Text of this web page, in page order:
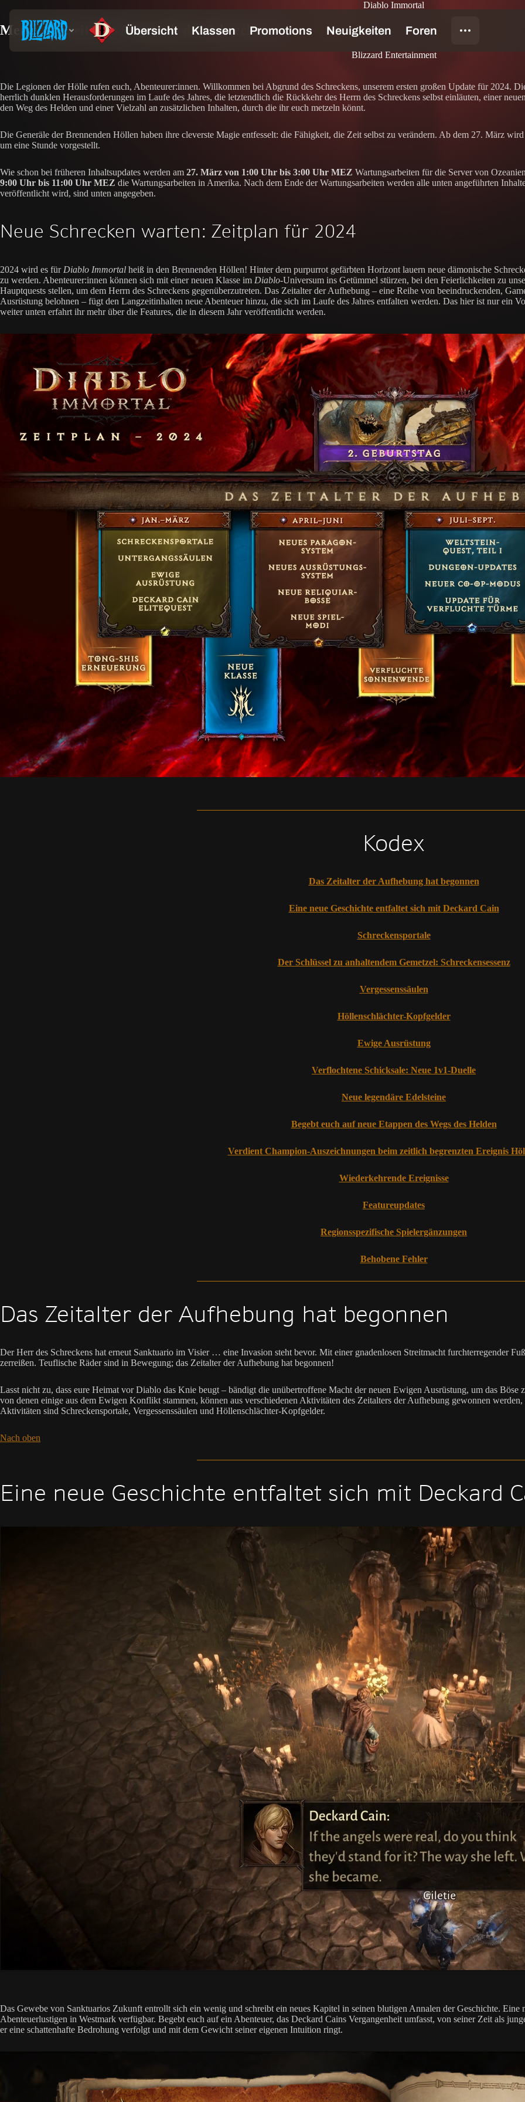
Diablo Immortal
Metzelt jenseits des Abgrunds des Schreckens
Blizzard Entertainment
Die Legionen der Hölle rufen euch, Abenteurer:innen. Willkommen bei Abgrund des Schreckens, unserem ersten großen Update für 2024.
herrlich dunklen Herausforderungen im Laufe des Jahres, die letztendlich die Rückkehr des Herrn des Schreckens selbst einläuten, einer
den Weg des Helden und einer Vielzahl an zusätzlichen Inhalten, durch die ihr euch metzeln könnt.
Die Generäle der Brennenden Höllen haben ihre cleverste Magie entfesselt: die Fähigkeit, die Zeit selbst zu verändern. Ab dem 27. März
um eine Stunde vorgestellt.
Wie schon bei früheren Inhaltsupdates werden am 27. März von 1:00 Uhr bis 3:00 Uhr MEZ Wartungsarbeiten für die Server von
9:00 Uhr bis 11:00 Uhr MEZ die Wartungsarbeiten in Amerika. Nach dem Ende der Wartungsarbeiten werden alle unten angeführten
veröffentlicht wird, sind unten angegeben.
Neue Schrecken warten: Zeitplan für 2024
2024 wird es für Diablo Immortal heiß in den Brennenden Höllen! Hinter dem purpurrot gefärbten Horizont lauern neue dämonische
zu werden. Abenteurer:innen können sich mit einer neuen Klasse im Diablo-Universum ins Getümmel stürzen, bei den Feierlichkeiten zu
Hauptquests stellen, um dem Herrn des Schreckens gegenüberzutreten. Das Zeitalter der Aufhebung – eine Reihe von beeindruckenden,
Ausrüstung belohnen – fügt den Langzeitinhalten neue Abenteuer hinzu, die sich im Laufe des Jahres entfalten werden. Das hier ist nur ein
weiter unten erfahrt ihr mehr über die Features, die in diesem Jahr veröffentlicht werden.
Kodex
Das Zeitalter der Aufhebung hat begonnen
Eine neue Geschichte entfaltet sich mit Deckard Cain
Schreckensportale
Der Schlüssel zu anhaltendem Gemetzel: Schreckensessenz
Vergessenssäulen
Höllenschlächter-Kopfgelder
Ewige Ausrüstung
Verflochtene Schicksale: Neue 1v1-Duelle
Neue legendäre Edelsteine
Begebt euch auf neue Etappen des Wegs des Helden
Verdient Champion-Auszeichnungen beim zeitlich begrenzten Ereignis
Wiederkehrende Ereignisse
Featureupdates
Regionsspezifische Spielergänzungen
Behobene Fehler
Das Zeitalter der Aufhebung hat begonnen
Der Herr des Schreckens hat erneut Sanktuario im Visier … eine Invasion steht bevor. Mit einer gnadenlosen Streitmacht furchterregender
zerreißen. Teuflische Räder sind in Bewegung; das Zeitalter der Aufhebung hat begonnen!
Lasst nicht zu, dass eure Heimat vor Diablo das Knie beugt – bändigt die unübertroffene Macht der neuen Ewigen Ausrüstung, um das
von denen einige aus dem Ewigen Konflikt stammen, können aus verschiedenen Aktivitäten des Zeitalters der Aufhebung gewonnen
Aktivitäten sind Schreckensportale, Vergessenssäulen und Höllenschlächter-Kopfgelder.
Nach oben
Eine neue Geschichte entfaltet sich mit Deckard
Das Gewebe von Sanktuarios Zukunft entrollt sich ein wenig und schreibt ein neues Kapitel in seinen blutigen Annalen der Geschichte.
Abenteuerlustigen in Westmark verfügbar. Begebt euch auf ein Abenteuer, das Deckard Cains Vergangenheit umfasst, von seiner Zeit als
er eine schattenhafte Bedrohung verfolgt und mit dem Gewicht seiner eigenen Intuition ringt.